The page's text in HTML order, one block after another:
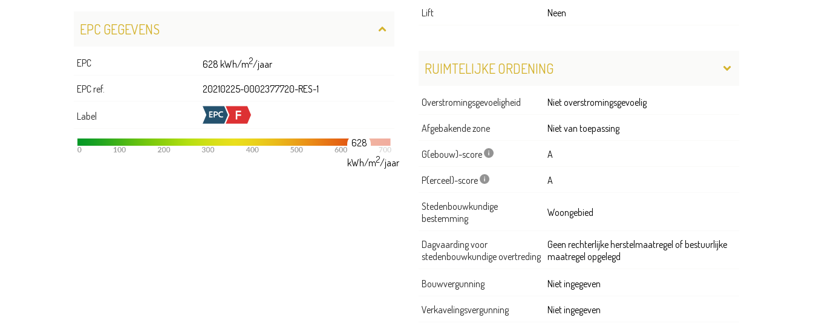
EPC GEGEVENS
EPC 628 kWh/m2/jaar
EPC ref. 20210225-0002377720-RES-1
Label
628
kWh/m2/jaar
Lift Neen
RUIMTELIJKE ORDENING
Overstromingsgevoeligheid Niet overstromingsgevoelig
Afgebakende zone Niet van toepassing
G(ebouw)-score A
P(erceel)-score A
Stedenbouwkundige
bestemming
Woongebied
Dagvaarding voor
stedenbouwkundige overtreding
Geen rechterlijke herstelmaatregel of bestuurlijke
maatregel opgelegd
Bouwvergunning Niet ingegeven
Verkavelingsvergunning Niet ingegeven